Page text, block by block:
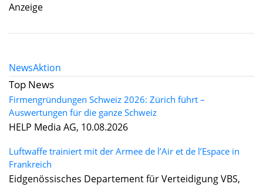
Anzeige
NewsAktion
Top News
Firmengründungen Schweiz 2026: Zürich führt –
Auswertungen für die ganze Schweiz
HELP Media AG, 10.08.2026
Luftwaffe trainiert mit der Armee de l’Air et de l’Espace in
Frankreich
Eidgenössisches Departement für Verteidigung VBS,